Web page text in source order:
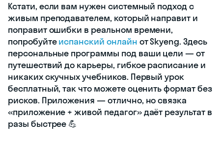
Кстати, если вам нужен системный подход с
живым преподавателем, который направит и
поправит ошибки в реальном времени,
попробуйтеиспанский онлайн от Skyeng. Здесь
персональные программы под ваши цели — от
путешествий до карьеры, гибкое расписание и
никаких скучных учебников. Первый урок
бесплатный, так что можете оценить формат без
рисков. Приложения — отлично, но связка
«приложение + живой педагог» даёт результат в
разы быстрее 💪